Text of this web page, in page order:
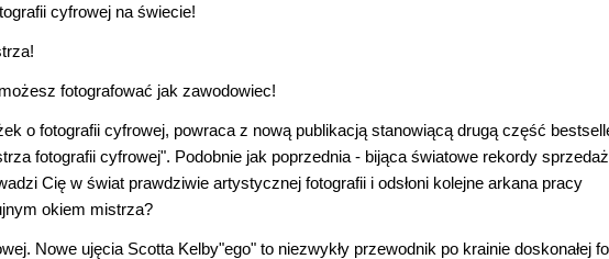
cyfrowej na świecie!
fotografować jak zawodowiec!
o fotografii cyfrowej, powraca z nową publikacją stanowiącą drugą część
fotografii cyfrowej". Podobnie jak poprzednia - bijąca światowe rekordy
Cię w świat prawdziwie artystycznej fotografii i odsłoni kolejne arkana pracy
okiem mistrza?
Nowe ujęcia Scotta Kelby"ego" to niezwykły przewodnik po krainie doskonałej